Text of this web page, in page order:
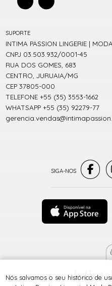
SUPORTE
INTIMA PASSION LINGERIE |
CNPJ 03.503.932/0001-45
RUA DOS GOMES, 683
CENTRO, JURUAIA/MG
CEP 37805-000
TELEFONE +55 (35) 3553-1662
WHATSAPP +55 (35) 92279-77
® TODOS
Nós salvamos o seu histórico de